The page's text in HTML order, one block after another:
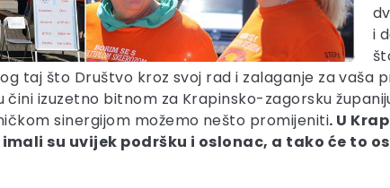
i
taj što Društvo kroz svoj rad i zalaganje za
čini izuzetno bitnom za Krapinsko-zagorsku
sinergijom možemo nešto promijeniti. U
su uvijek podršku i oslonac, a tako će to